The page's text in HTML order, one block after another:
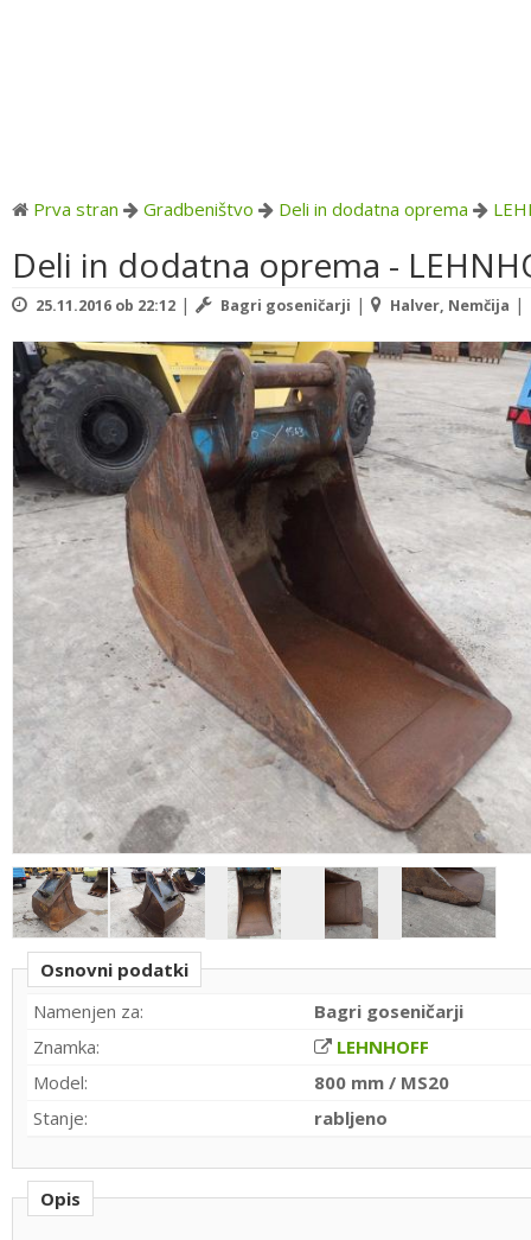
Prva stran Gradbeništvo Deli in dodatna oprema
Deli in dodatna oprema -
25.11.2016 ob 22:12 | Bagri goseničarji | Halver, Nemčija |
Osnovni podatki
Namenjen za:
Bagri goseničarji
Znamka:
LEHNHOFF
Model:
800 mm / MS20
Stanje:
rabljeno
Opis